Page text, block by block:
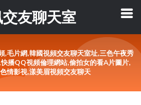
友聊天室
,毛片網,韓國視頻交友聊天室址,三色午夜秀
播QQ視頻倫理網站,偷拍女的看A片圖片,
情影視,漾美眉視頻交友聊天